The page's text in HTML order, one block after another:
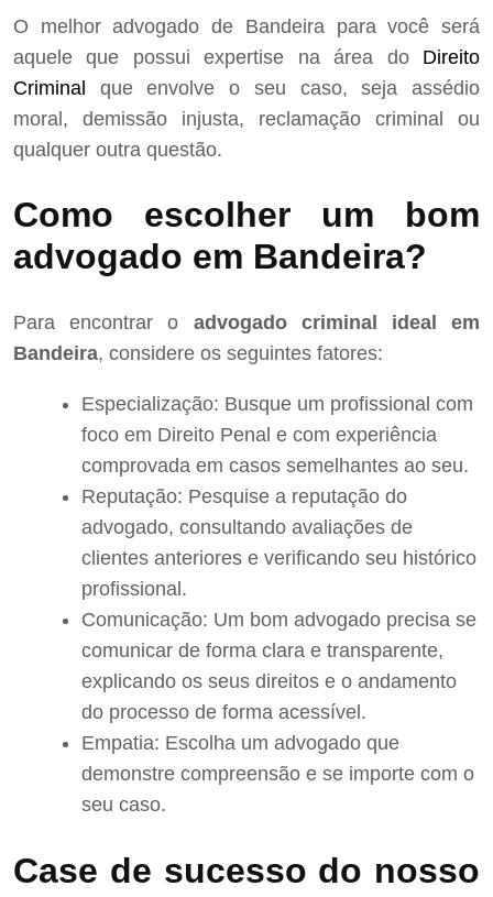
O melhor advogado de Bandeira para você será
aquele que possui expertise na área do Direito
Criminal que envolve o seu caso, seja assédio
moral, demissão injusta, reclamação criminal ou
qualquer outra questão.
Como escolher um bom
advogado em Bandeira?
Para encontrar o advogado criminal ideal em
Bandeira, considere os seguintes fatores:
Especialização: Busque um profissional com
foco em Direito Penal e com experiência
comprovada em casos semelhantes ao seu.
Reputação: Pesquise a reputação do
advogado, consultando avaliações de
clientes anteriores e verificando seu histórico
profissional.
Comunicação: Um bom advogado precisa se
comunicar de forma clara e transparente,
explicando os seus direitos e o andamento
do processo de forma acessível.
Empatia: Escolha um advogado que
demonstre compreensão e se importe com o
seu caso.
Case de sucesso do nosso